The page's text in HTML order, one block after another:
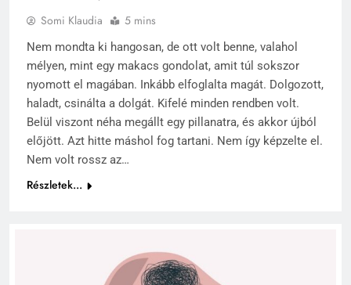
Somi Klaudia 5 mins
Nem mondta ki hangosan, de ott volt benne, valahol
mélyen, mint egy makacs gondolat, amit túl sokszor
nyomott el magában. Inkább elfoglalta magát. Dolgozott,
haladt, csinálta a dolgát. Kifelé minden rendben volt.
Belül viszont néha megállt egy pillanatra, és akkor újból
előjött. Azt hitte máshol fog tartani. Nem így képzelte el.
Nem volt rossz az…
Részletek...